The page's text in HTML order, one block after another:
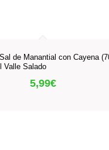
de Manantial con Cayena
Valle Salado
5,99€